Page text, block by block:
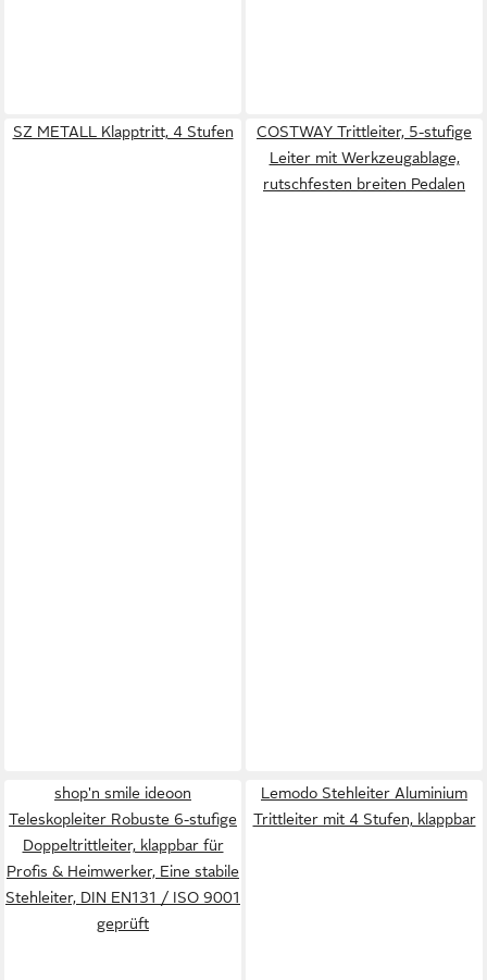
SZ METALL Klapptritt, 4 Stufen
COSTWAY Trittleiter, 5-stufige
Leiter mit Werkzeugablage,
rutschfesten breiten Pedalen
shop'n smile ideoon
Teleskopleiter Robuste 6-stufige
Doppeltrittleiter, klappbar für
Profis & Heimwerker, Eine stabile
Stehleiter, DIN EN131 / ISO 9001
geprüft
Lemodo Stehleiter Aluminium
Trittleiter mit 4 Stufen, klappbar